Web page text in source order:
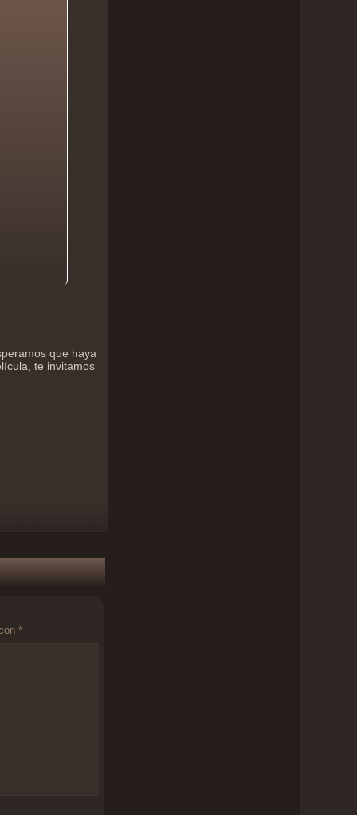
que haya
te invitamos
*